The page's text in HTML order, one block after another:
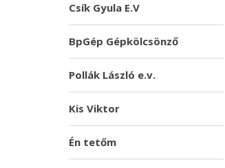
Csík Gyula E.V
BpGép Gépkölcsönző
Pollák László e.v.
Kis Viktor
Én tetőm